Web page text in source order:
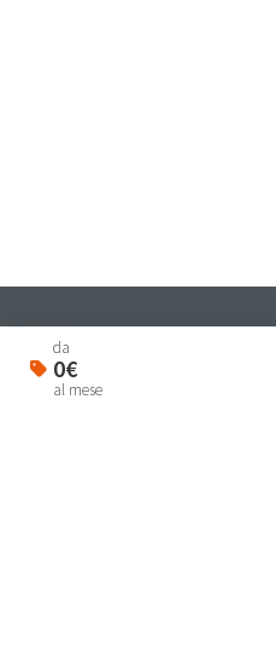
da
0€
al mese
Via Dante 4 Venezia 30174
lasegreteria@laplanning.it